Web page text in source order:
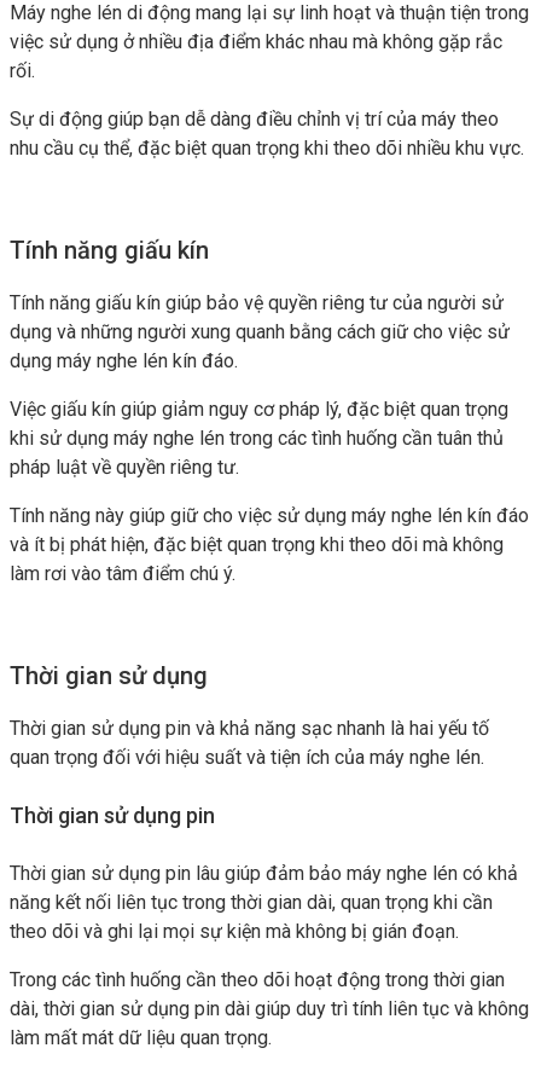
Máy nghe lén di động mang lại sự linh hoạt và thuận tiện trong
việc sử dụng ở nhiều địa điểm khác nhau mà không gặp rắc
rối.
Sự di động giúp bạn dễ dàng điều chỉnh vị trí của máy theo
nhu cầu cụ thể, đặc biệt quan trọng khi theo dõi nhiều khu vực.
Tính năng giấu kín
Tính năng giấu kín giúp bảo vệ quyền riêng tư của người sử
dụng và những người xung quanh bằng cách giữ cho việc sử
dụng máy nghe lén kín đáo.
Việc giấu kín giúp giảm nguy cơ pháp lý, đặc biệt quan trọng
khi sử dụng máy nghe lén trong các tình huống cần tuân thủ
pháp luật về quyền riêng tư.
Tính năng này giúp giữ cho việc sử dụng máy nghe lén kín đáo
và ít bị phát hiện, đặc biệt quan trọng khi theo dõi mà không
làm rơi vào tâm điểm chú ý.
Thời gian sử dụng
Thời gian sử dụng pin và khả năng sạc nhanh là hai yếu tố
quan trọng đối với hiệu suất và tiện ích của máy nghe lén.
Thời gian sử dụng pin
Thời gian sử dụng pin lâu giúp đảm bảo máy nghe lén có khả
năng kết nối liên tục trong thời gian dài, quan trọng khi cần
theo dõi và ghi lại mọi sự kiện mà không bị gián đoạn.
Trong các tình huống cần theo dõi hoạt động trong thời gian
dài, thời gian sử dụng pin dài giúp duy trì tính liên tục và không
làm mất mát dữ liệu quan trọng.